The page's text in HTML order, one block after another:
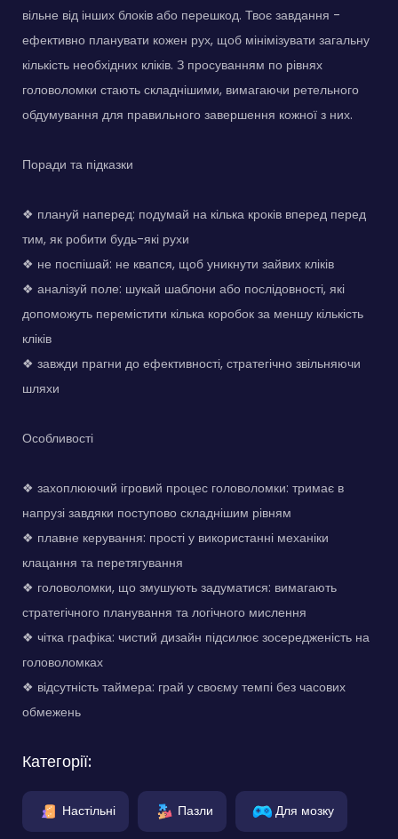
вільне від інших блоків або перешкод. Твоє завдання -
ефективно планувати кожен рух, щоб мінімізувати загальну
кількість необхідних кліків. З просуванням по рівнях
головоломки стають складнішими, вимагаючи ретельного
обдумування для правильного завершення кожної з них.
Поради та підказки
❖ плануй наперед: подумай на кілька кроків вперед перед
тим, як робити будь-які рухи
❖ не поспішай: не квапся, щоб уникнути зайвих кліків
❖ аналізуй поле: шукай шаблони або послідовності, які
допоможуть перемістити кілька коробок за меншу кількість
кліків
❖ завжди прагни до ефективності, стратегічно звільняючи
шляхи
Особливості
❖ захоплюючий ігровий процес головоломки: тримає в
напрузі завдяки поступово складнішим рівням
❖ плавне керування: прості у використанні механіки
клацання та перетягування
❖ головоломки, що змушують задуматися: вимагають
стратегічного планування та логічного мислення
❖ чітка графіка: чистий дизайн підсилює зосередженість на
головоломках
❖ відсутність таймера: грай у своєму темпі без часових
обмежень
Категорії:
Настільні Пазли Для мозку